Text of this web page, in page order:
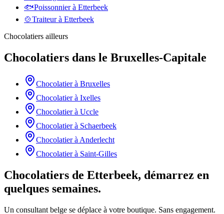
🐟Poissonnierà Etterbeek
🍲Traiteurà Etterbeek
Chocolatiers ailleurs
Chocolatiers dans le Bruxelles-Capitale
Chocolatierà Bruxelles
Chocolatierà Ixelles
Chocolatierà Uccle
Chocolatierà Schaerbeek
Chocolatierà Anderlecht
Chocolatierà Saint-Gilles
Chocolatiers de Etterbeek, démarrez en
quelques semaines.
Un consultant belge se déplace à votre boutique. Sans engagement.